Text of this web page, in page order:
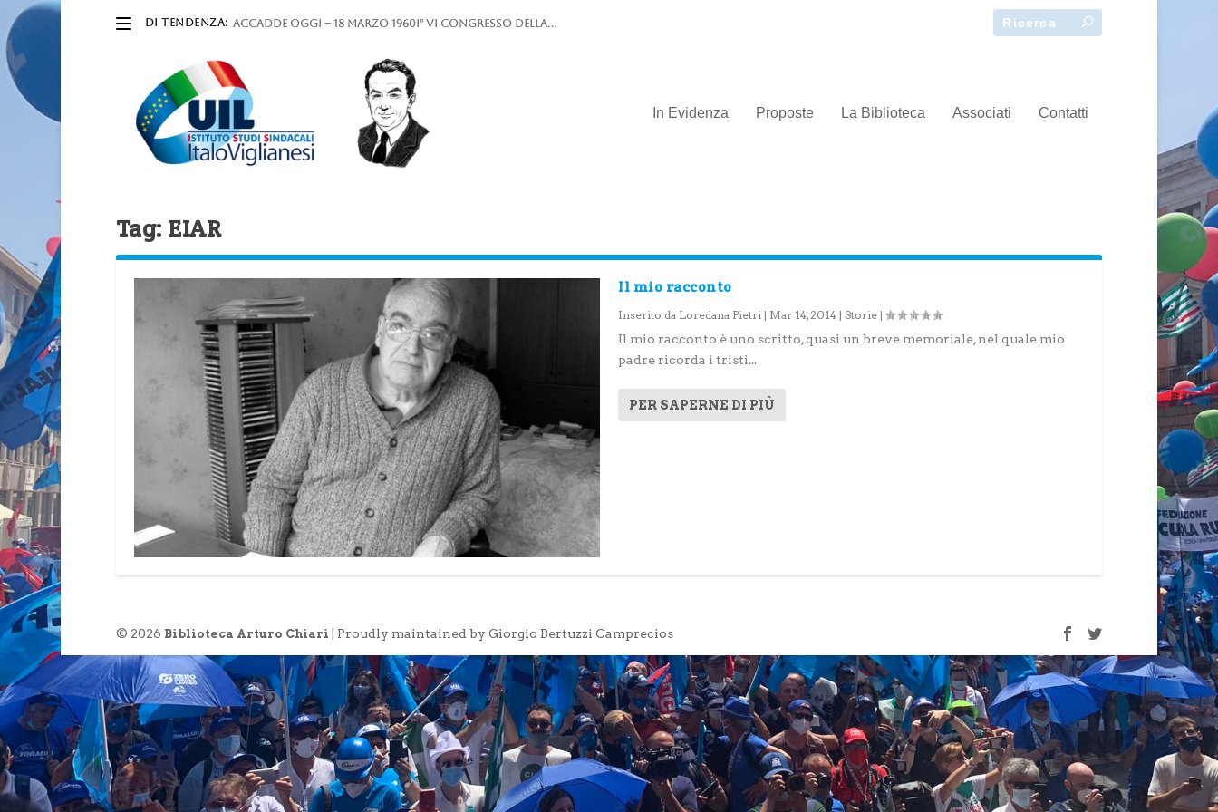
DI TENDENZA: ACCADDE OGGI – 18 marzo 1960I° VI Congresso della...
In Evidenza Proposte La Biblioteca Associati Contatti
Tag: EIAR
Il mio racconto
Inserito da Loredana Pietri | Mar 14, 2014 | Storie |
Il mio racconto è uno scritto, quasi un breve memoriale, nel quale mio
padre ricorda i tristi...
PER SAPERNE DI PIÙ
© 2026 Biblioteca Arturo Chiari | Proudly maintained by Giorgio Bertuzzi Camprecios